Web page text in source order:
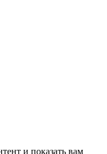
и показать вам